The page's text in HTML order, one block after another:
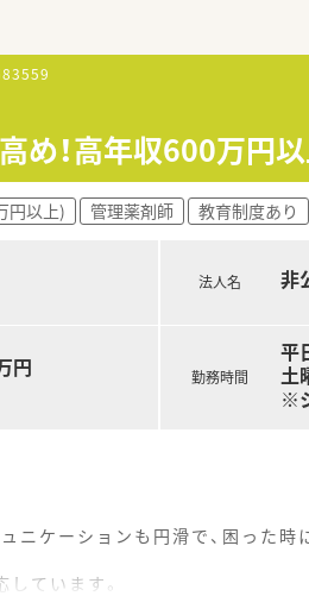
高め！高年収600万
円以上) 管理薬剤師 教育制度あり
円
法人名 非
勤務時間
平
土
※
ニケーションも円滑で、困った時
ています。